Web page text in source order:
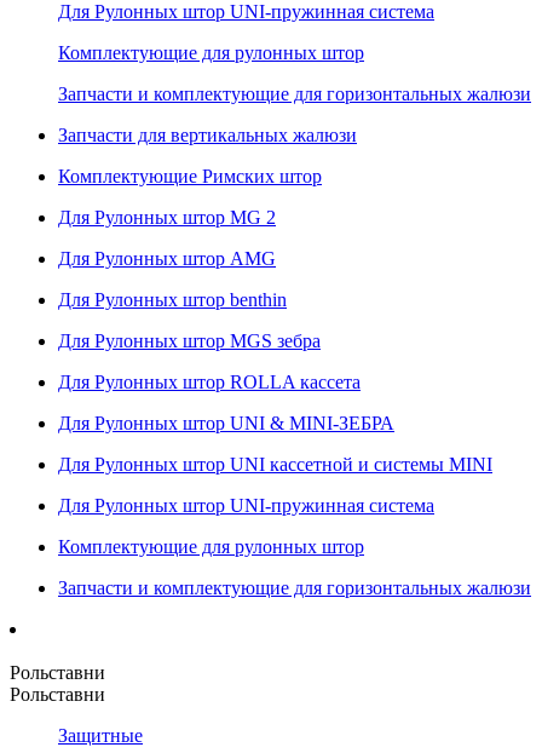
Для Рулонных штор UNI-пружинная система
Комплектующие для рулонных штор
Запчасти и комплектующие для горизонтальных жалюзи
Запчасти для вертикальных жалюзи
Комплектующие Римских штор
Для Рулонных штор MG 2
Для Рулонных штор AMG
Для Рулонных штор benthin
Для Рулонных штор MGS зебра
Для Рулонных штор ROLLA кассета
Для Рулонных штор UNI & MINI-ЗЕБРА
Для Рулонных штор UNI кассетной и системы MINI
Для Рулонных штор UNI-пружинная система
Комплектующие для рулонных штор
Запчасти и комплектующие для горизонтальных жалюзи
Рольставни
Рольставни
Защитные